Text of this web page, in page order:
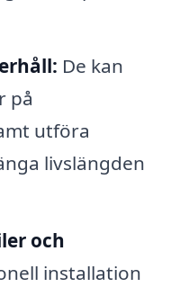
De kan
på
utföra
livslängden
och
installation